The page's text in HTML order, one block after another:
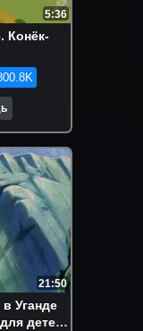
5:36
Конёк-
21:50
Уганде
детей